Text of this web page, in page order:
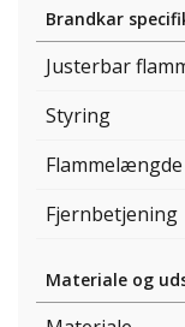
Brandkar
Justerbar
Styring
Flammelængde
Fjernbetjening
Materiale og